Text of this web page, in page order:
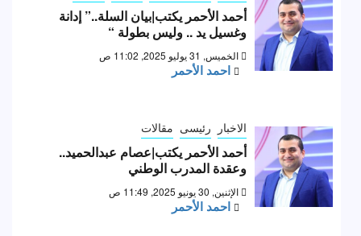
أحمد الأحمر يكتب|بيان السلة..” إدانة
وغسيل يد .. وليس بطولة “
الخميس, 31 يوليو 2025, 11:02 ص
احمد الأحمر
الاخبار رئيسى مقالات
أحمد الأحمر يكتب|عصام عبدالحميد..
وعقدة المدرب الوطني
الإثنين, 30 يونيو 2025, 11:49 ص
احمد الأحمر